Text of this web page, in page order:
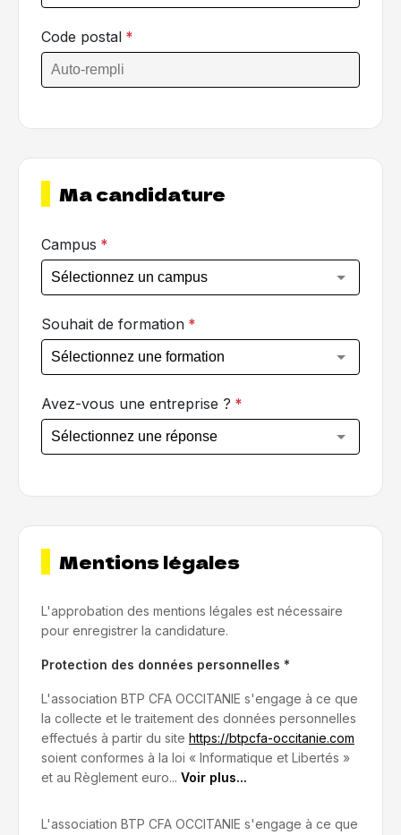
Code postal *
Monsieur
Lien de parenté
Nom
Prénom
Email
Téléphone
Ville
Ma candidature
Campus *
Souhait de formation *
Avez-vous une entreprise ? *
Nom
Téléphone
Mentions légales
L'approbation des mentions légales est nécessaire
pour enregistrer la candidature.
Protection des données personnelles *
L'association BTP CFA OCCITANIE s'engage à ce que
la collecte et le traitement des données personnelles
effectués à partir du site https://btpcfa-occitanie.com
soient conformes à la loi « Informatique et Libertés »
et au Règlement euro... Voir plus...
L'association BTP CFA OCCITANIE s'engage à ce que